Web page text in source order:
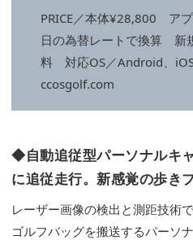
PRICE／本体¥28,800 ア
日の為替レートで換算 新
料 対応OS／Android、
ccosgolf.com
◆自動追従型パーソナルキ
に追従走行。新感覚の歩き
レーザー画像の検出と測距技術
ゴルフバッグを搬送するパーソ